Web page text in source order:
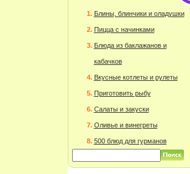
Блины, блинчики и оладушки
Пицца с начинками
Блюда из баклажанов и
кабачков
Вкусные котлеты и рулеты
Приготовить рыбу
Салаты и закуски
Оливье и винегреты
500 блюд для гурманов